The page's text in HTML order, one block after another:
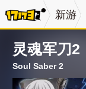
新游
灵魂军刀2
Soul Saber 2